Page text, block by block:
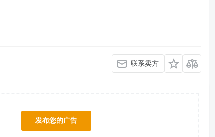
联系卖方
发布您的广告